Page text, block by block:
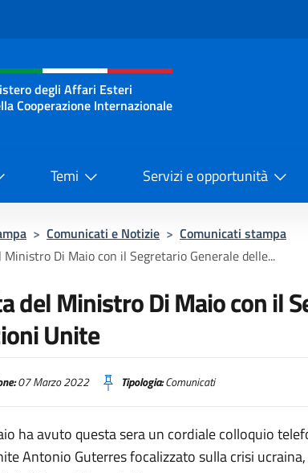
social e menù
degli Affari Esteri
Cooperazione Internazionale
Temi Servizi e opportunità
> Comunicati e Notizie > Comunicati stampa
Ministro Di Maio con il Segretario Generale delle...
del Ministro Di Maio con il
Unite
07 Marzo 2022 Tipologia:Comunicati
ha avuto questa sera un cordiale colloquio
Antonio Guterres focalizzato sulla crisi